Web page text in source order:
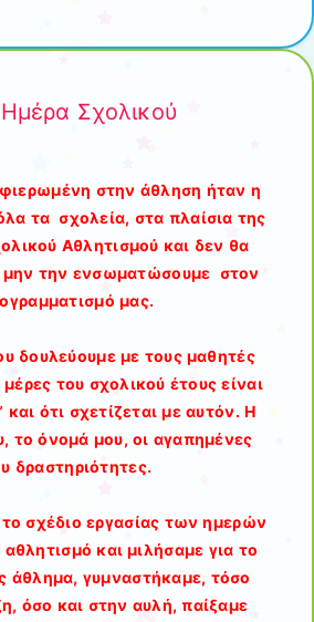
Σχολικού
στην άθληση ήταν η
τα σχολεία, στα πλαίσια της
Αθλητισμού και δεν θα
μην την ενσωματώσουμε στον
μας.
δουλεύουμε με τους μαθητές
του σχολικού έτους είναι
και ότι σχετίζεται με αυτόν. Η
το όνομά μου, οι αγαπημένες
δραστηριότητες.
σχέδιο εργασίας των ημερών
και μιλήσαμε για το
άθλημα, γυμναστήκαμε, τόσο
όσο και στην αυλή, παίξαμε